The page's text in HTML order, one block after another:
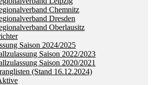
Chemnitz
Dresden
Oberlausitz
Saison 2024/2025
Saison 2022/2023
Saison 2020/2021
(Stand 16.12.2024)